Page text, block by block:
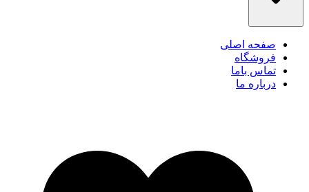
صفحه اصلی
فروشگاه
تماس باما
درباره ما